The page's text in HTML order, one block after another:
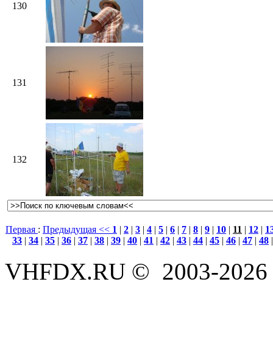
130
131
132
Первая : Предыдущая << 1 | 2 | 3 | 4 | 5 | 6 | 7 | 8 | 9 | 10 | 11 | 12 |
33 | 34 | 35 | 36 | 37 | 38 | 39 | 40 | 41 | 42 | 43 | 44 | 45 | 46 | 47 | 48
VHFDX.RU © 2003-2026